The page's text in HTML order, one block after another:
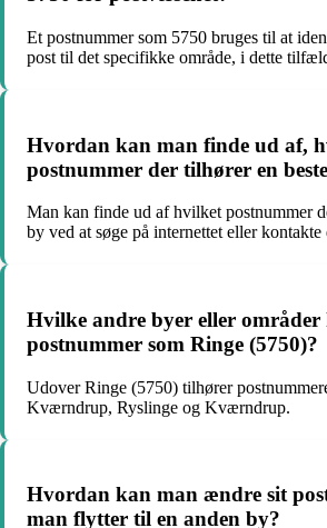
Et postnummer som 5750 bruges til at
post til det specifikke område, i dette
Hvordan kan man finde ud af,
postnummer der tilhører en
Man kan finde ud af hvilket postnummer
by ved at søge på internettet eller
Hvilke andre byer eller områder
postnummer som Ringe (5750)?
Udover Ringe (5750) tilhører
Kværndrup, Ryslinge og Kværndrup.
Hvordan kan man ændre sit
man flytter til en anden by?